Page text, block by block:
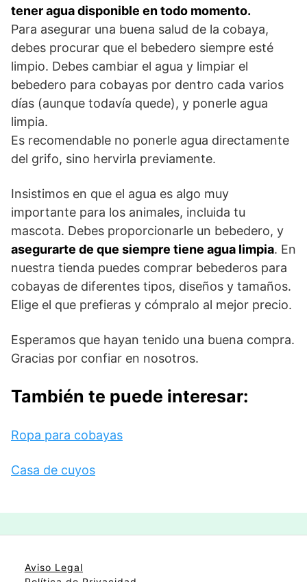
tener agua disponible en todo momento.
Para asegurar una buena salud de la cobaya,
debes procurar que el bebedero siempre esté
limpio. Debes cambiar el agua y limpiar el
bebedero para cobayas por dentro cada varios
días (aunque todavía quede), y ponerle agua
limpia.
Es recomendable no ponerle agua directamente
del grifo, sino hervirla previamente.
Insistimos en que el agua es algo muy
importante para los animales, incluida tu
mascota. Debes proporcionarle un bebedero, y
asegurarte de que siempre tiene agua limpia. En
nuestra tienda puedes comprar bebederos para
cobayas de diferentes tipos, diseños y tamaños.
Elige el que prefieras y cómpralo al mejor precio.
Esperamos que hayan tenido una buena compra.
Gracias por confiar en nosotros.
También te puede interesar:
Ropa para cobayas
Casa de cuyos
Aviso Legal